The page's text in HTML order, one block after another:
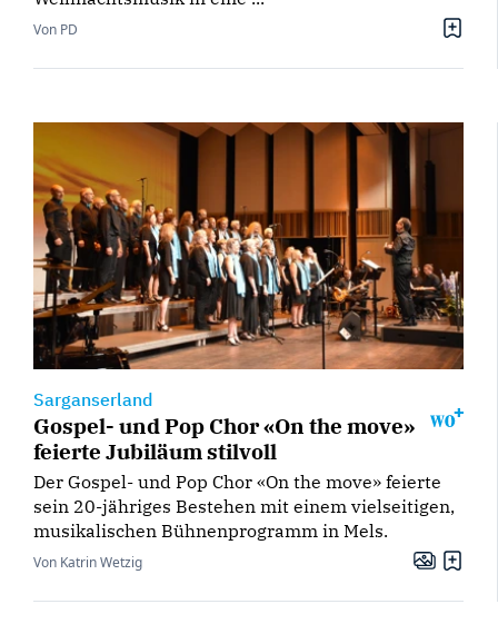
Von PD
Sarganserland
Gospel- und Pop Chor «On the move»
feierte Jubiläum stilvoll
Der Gospel- und Pop Chor «On the move» feierte
sein 20-jähriges Bestehen mit einem vielseitigen,
musikalischen Bühnenprogramm in Mels.
Von Katrin Wetzig